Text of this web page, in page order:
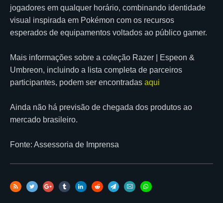
jogadores em qualquer horário, combinando identidade
visual inspirada em Pokémon com os recursos
esperados de equipamentos voltados ao público gamer.
Mais informações sobre a coleção Razer | Espeon &
Umbreon, incluindo a lista completa de parceiros
participantes, podem ser encontradas aqui
Ainda não há previsão de chegada dos produtos ao
mercado brasileiro.
Fonte: Assessoria de Imprensa